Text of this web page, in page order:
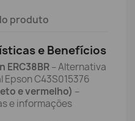
produto
e Benefícios
ERC38BR– Alternativa
C43S015376
e vermelho) –
e informações